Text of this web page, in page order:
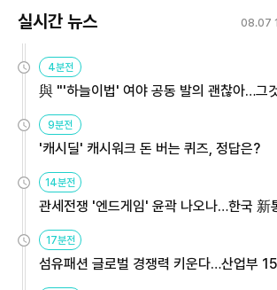
실시간 뉴스 08.07
4분전
與 "'하늘이법' 여야 공동 발의 괜찮아…그
9분전
'캐시딜' 캐시워크 돈 버는 퀴즈, 정답은?
14분전
관세전쟁 '엔드게임' 윤곽 나오나…한국 新
17분전
섬유패션 글로벌 경쟁력 키운다…산업부